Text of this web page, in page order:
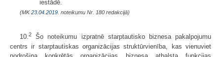
iestādē.
(MK23.04.2019. noteikumu Nr. 180 redakcijā)
10.2
Šo noteikumu izpratnē starptautisko biznesa pakalpojumu
centrs ir starptautiskas organizācijas struktūrvienība, kas vienuviet